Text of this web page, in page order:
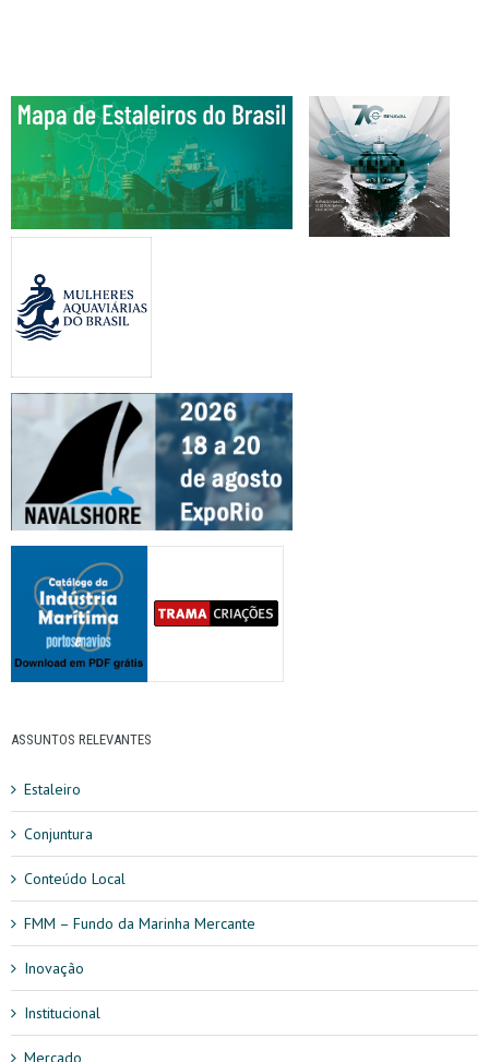
ASSUNTOS RELEVANTES
Estaleiro
Conjuntura
Conteúdo Local
FMM – Fundo da Marinha Mercante
Inovação
Institucional
Mercado